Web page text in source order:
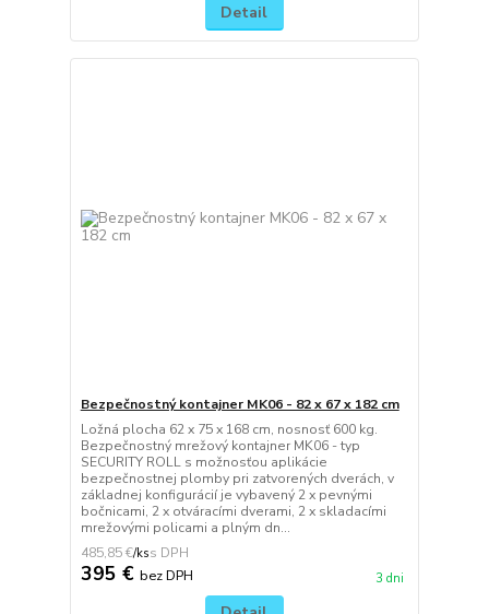
Detail
Bezpečnostný kontajner MK06 - 82 x 67 x 182 cm
Ložná plocha 62 x 75 x 168 cm, nosnosť 600 kg.
Bezpečnostný mrežový kontajner MK06 - typ
SECURITY ROLL s možnosťou aplikácie
bezpečnostnej plomby pri zatvorených dverách, v
základnej konfigurácií je vybavený 2 x pevnými
bočnicami, 2 x otváracími dverami, 2 x skladacími
mrežovými policami a plným dn...
485,85 €/ks
395 € bez DPH 3 dni